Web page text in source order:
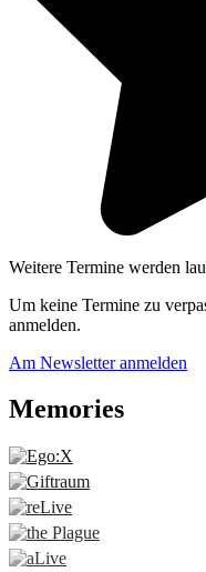
Weitere Termine werden
Um keine Termine zu
anmelden.
Am Newsletter anmelden
Memories